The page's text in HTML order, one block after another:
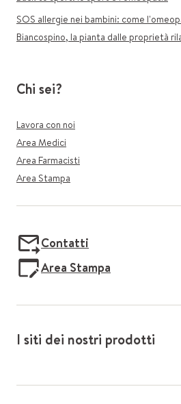
SOS allergie nei bambini: come
Biancospino, la pianta dalle proprietà
Chi sei?
Lavora con noi
Area Medici
Area Farmacisti
Area Stampa
Contatti
Area Stampa
I siti dei nostri prodotti